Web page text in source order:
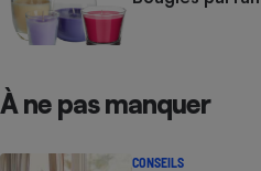
À ne pas manquer
CONSEILS